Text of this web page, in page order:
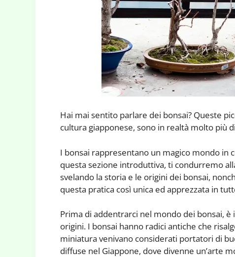
Hai mai sentito parlare dei bonsai? Queste
cultura giapponese, sono in realtà molto più
I bonsai rappresentano un magico mondo in
questa sezione introduttiva, ti condurremo
svelando la storia e le origini dei bonsai,
questa pratica così unica ed apprezzata in
Prima di addentrarci nel mondo dei bonsai,
origini. I bonsai hanno radici antiche che
miniatura venivano considerati portatori di
diffuse nel Giappone, dove divenne un’arte